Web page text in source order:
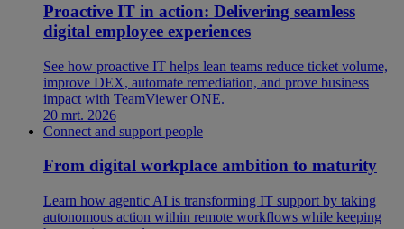
Proactive IT in action: Delivering seamless
digital employee experiences
See how proactive IT helps lean teams reduce ticket volume,
improve DEX, automate remediation, and prove business
impact with TeamViewer ONE.
20 mrt. 2026
Connect and support people
From digital workplace ambition to maturity
Learn how agentic AI is transforming IT support by taking
autonomous action within remote workflows while keeping